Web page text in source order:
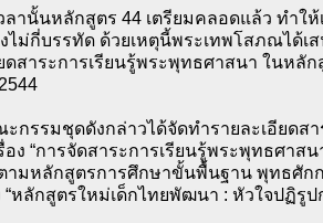
ลานั้นหลักสูตร 44 เตรียมคลอดแล้ว ทำใ
ไม่กี่บรรทัด ด้วยเหตุนี้พระเทพโสภณได้
ดสาระการเรียนรู้พระพุทธศาสนา ในหลั
กรรมชุดดังกล่าวได้จัดทำรายละเอียดส
อง “การจัดสาระการเรียนรู้พระพุทธศา
ามหลักสูตรการศึกษาขั้นพื้นฐาน พุทธศักก
“หลักสูตรใหม่เด็กไทยพัฒนา : หัวใจปฏิรูป